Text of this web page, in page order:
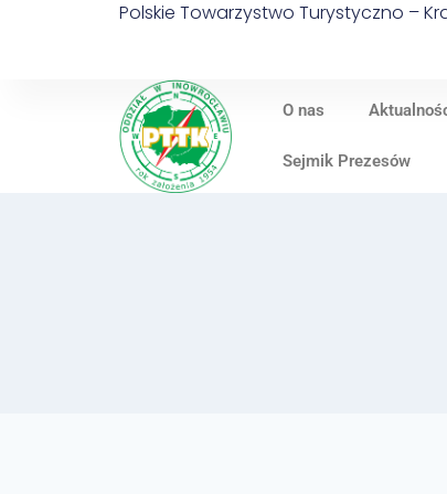
Polskie Towarzystwo Turystyczno –
O nas
Sejmik Prezesów